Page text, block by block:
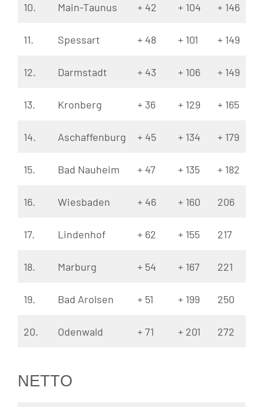
10. Main-Taunus + 42 + 104 + 146
11. Spessart + 48 + 101 + 149
12. Darmstadt + 43 + 106 + 149
13. Kronberg + 36 + 129 + 165
14. Aschaffenburg + 45 + 134 + 179
15. Bad Nauheim + 47 + 135 + 182
16. Wiesbaden + 46 + 160 206
17. Lindenhof + 62 + 155 217
18. Marburg + 54 + 167 221
19. Bad Arolsen + 51 + 199 250
20. Odenwald + 71 + 201 272
NETTO